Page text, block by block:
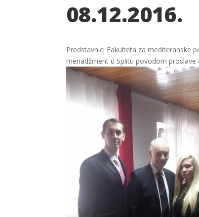
08.12.2016.
Predstavnici Fakulteta za mediteranske
menadžment u Splitu povodom